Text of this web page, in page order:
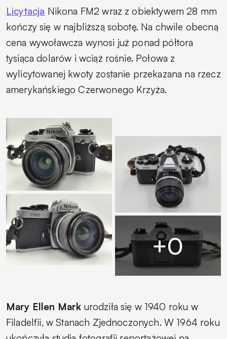
Licytacja Nikona FM2 wraz z obiektywem 28 mm
kończy się w najbliższą sobotę. Na chwile obecną
cena wywoławcza wynosi już ponad półtora
tysiąca dolarów i wciąż rośnie. Połowa z
wylicytowanej kwoty zostanie przekazana na rzecz
amerykańskiego Czerwonego Krzyża.
Mary Ellen Mark urodziła się w 1940 roku w
Filadelfii, w Stanach Zjednoczonych. W 1964 roku